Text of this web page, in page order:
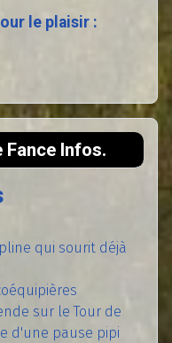
le plaisir :
Infos.
qui sourit déjà
sur le Tour de
d'une pause pipi